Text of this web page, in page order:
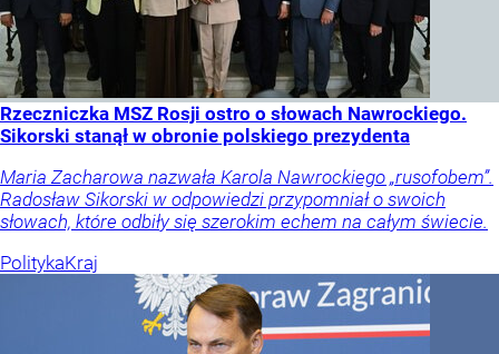
Rzeczniczka MSZ Rosji ostro o słowach Nawrockiego.
Sikorski stanął w obronie polskiego prezydenta
Maria Zacharowa nazwała Karola Nawrockiego „rusofobem”.
Radosław Sikorski w odpowiedzi przypomniał o swoich
słowach, które odbiły się szerokim echem na całym świecie.
PolitykaKraj